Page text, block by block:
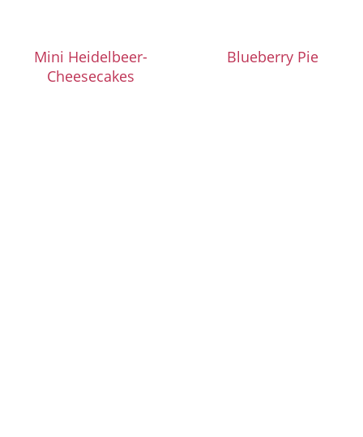
Mini Heidelbeer-
Cheesecakes
Blueberry Pie